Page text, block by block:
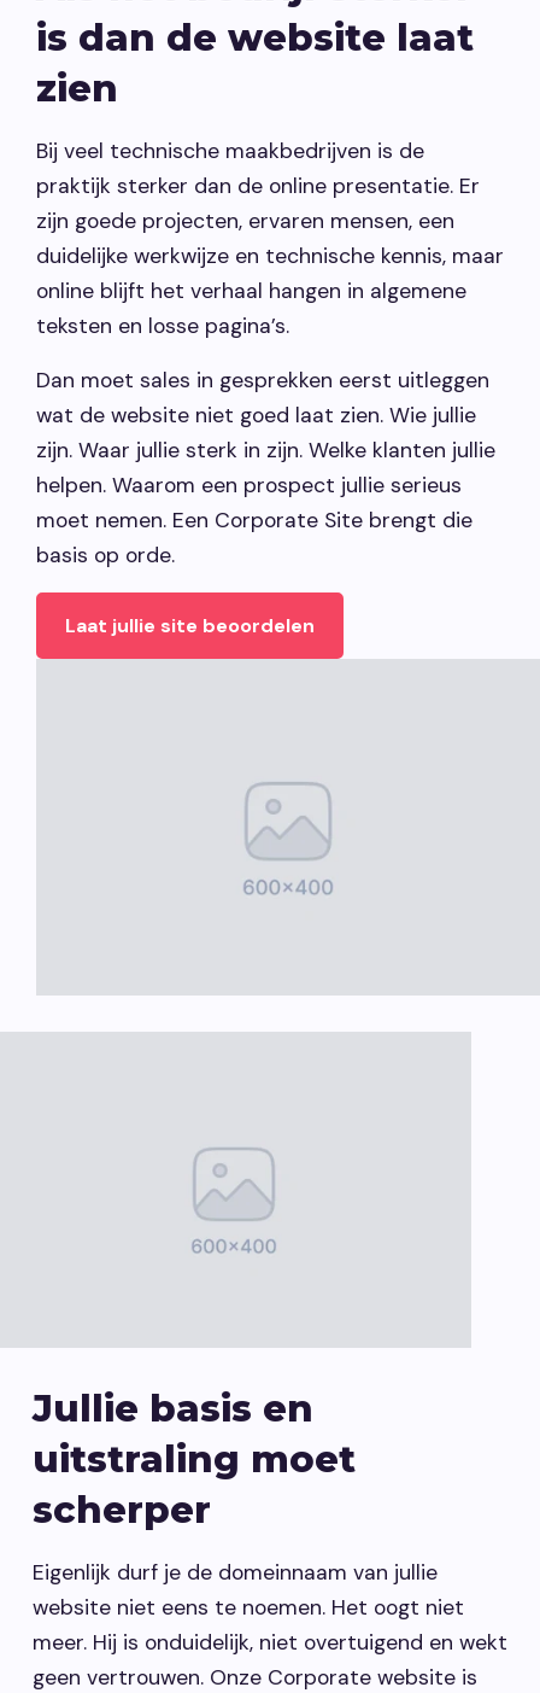
is dan de website laat
zien
Bij veel technische maakbedrijven is de
praktijk sterker dan de online presentatie. Er
zijn goede projecten, ervaren mensen, een
duidelijke werkwijze en technische kennis, maar
online blijft het verhaal hangen in algemene
teksten en losse pagina’s.
Dan moet sales in gesprekken eerst uitleggen
wat de website niet goed laat zien. Wie jullie
zijn. Waar jullie sterk in zijn. Welke klanten jullie
helpen. Waarom een prospect jullie serieus
moet nemen. Een Corporate Site brengt die
basis op orde.
Laat jullie site beoordelen
Jullie basis en
uitstraling moet
scherper
Eigenlijk durf je de domeinnaam van jullie
website niet eens te noemen. Het oogt niet
meer. Hij is onduidelijk, niet overtuigend en wekt
geen vertrouwen. Onze Corporate website is